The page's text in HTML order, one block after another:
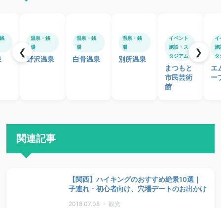
温泉・銭
湯
野沢温泉
温泉・銭
湯
白骨温泉
温泉・銭
湯
別所温泉
イベント
施設・ス
タジアム
まつもと
市民芸術
館
イ
施
タ
エ
ー
❮ ❯
関連記事
【関西】ハイキングのおすすめ絶景10選｜
子連れ・初心者向け、穴場デートのお出かけ
2018.07.08 ・ 観光